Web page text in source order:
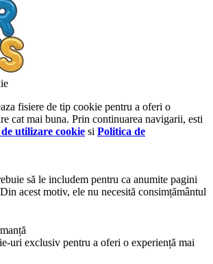
fisiere de tip cookie pentru a oferi o
cat mai buna. Prin continuarea navigarii, esti
utilizare cookie si Politica de
să le includem pentru ca anumite pagini
acest motiv, ele nu necesită consimțământul
uri exclusiv pentru a oferi o experiență mai